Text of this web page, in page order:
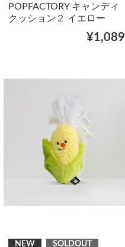
POPFACTORY キャンディ
クッション２ イエロー
¥1,089
NEW SOLDOUT